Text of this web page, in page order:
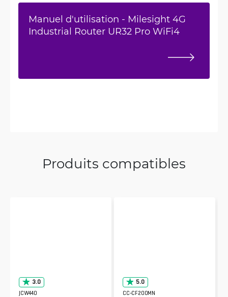
Manuel d'utilisation - Milesight 4G
Industrial Router UR32 Pro WiFi4
Produits compatibles
3.0
JCW440
5.0
CC-CF200MN